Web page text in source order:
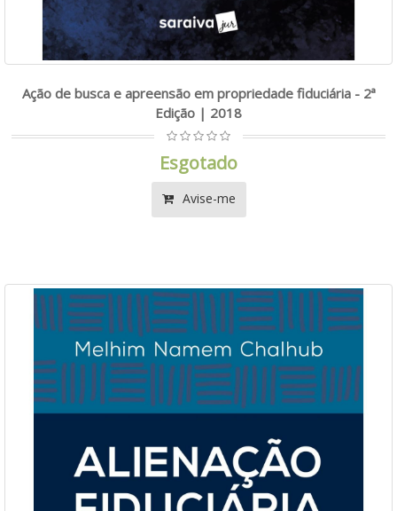
Ação de busca e apreensão em propriedade fiduciária - 2ª
Edição | 2018
Esgotado
Avise-me